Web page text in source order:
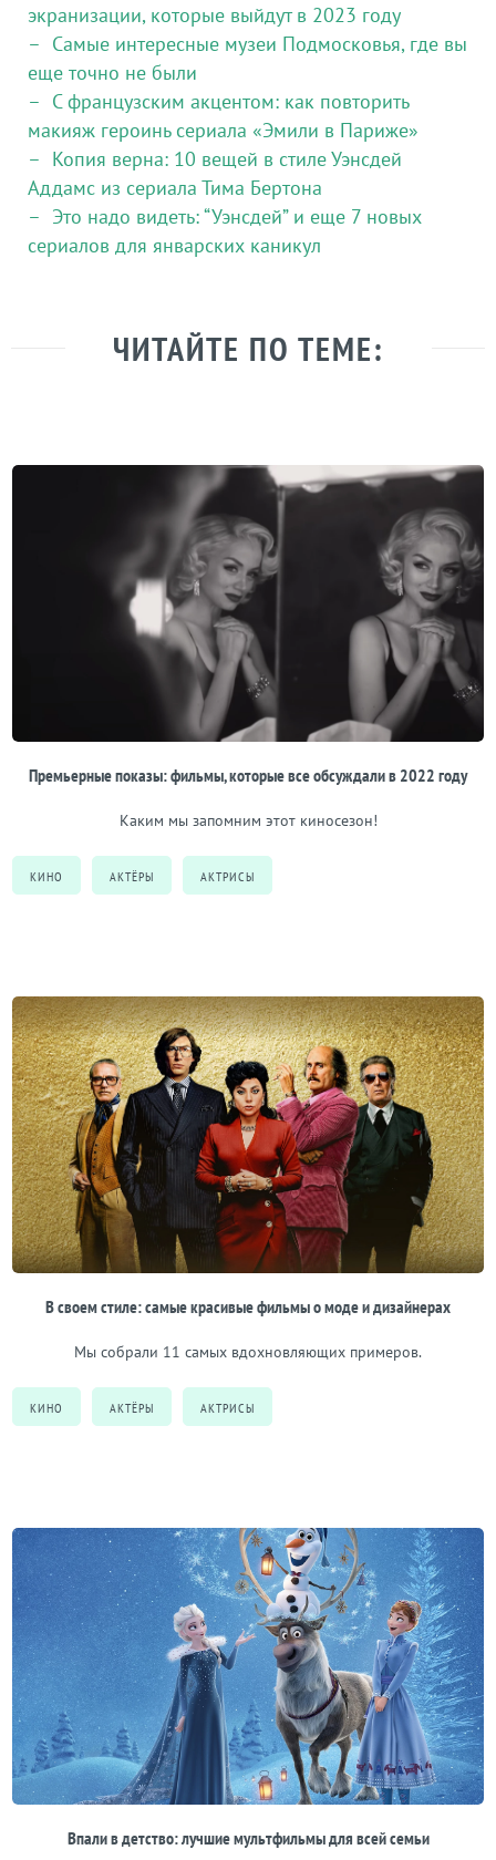
экранизации, которые выйдут в 2023 году
Самые интересные музеи Подмосковья, где вы
еще точно не были
С французским акцентом: как повторить
макияж героинь сериала «Эмили в Париже»
Копия верна: 10 вещей в стиле Уэнсдей
Аддамс из сериала Тима Бертона
Это надо видеть: “Уэнсдей” и еще 7 новых
сериалов для январских каникул
ЧИТАЙТЕ ПО ТЕМЕ:
Премьерные показы: фильмы, которые все обсуждали в 2022 году
Каким мы запомним этот киносезон!
КИНО АКТЁРЫ АКТРИСЫ
В своем стиле: самые красивые фильмы о моде и дизайнерах
Мы собрали 11 самых вдохновляющих примеров.
КИНО АКТЁРЫ АКТРИСЫ
Впали в детство: лучшие мультфильмы для всей семьи